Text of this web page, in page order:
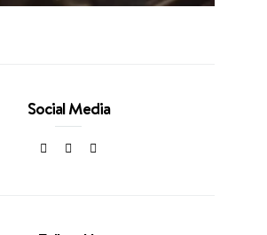
Social Media